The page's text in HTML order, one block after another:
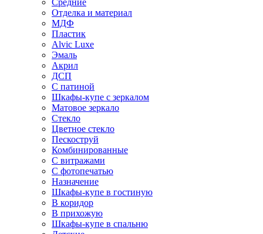
Средние
Отделка и материал
МДФ
Пластик
Alvic Luxe
Эмаль
Акрил
ДСП
С патиной
Шкафы-купе с зеркалом
Матовое зеркало
Стекло
Цветное стекло
Пескоструй
Комбинированные
С витражами
С фотопечатью
Назначение
Шкафы-купе в гостиную
В коридор
В прихожую
Шкафы-купе в спальню